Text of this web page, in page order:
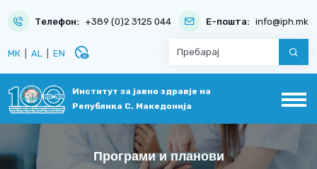
Телефон: +389 (0)2 3125 044 Е-пошта: info@iph.mk
МК AL EN disabled_visible
Институт за јавно здравје на
Република С. Македонија
Програми и планови